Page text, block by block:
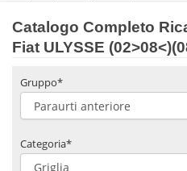
Catalogo Completo
Fiat ULYSSE
Gruppo*
Categoria*